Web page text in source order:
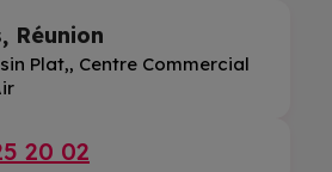
Réunion
Plat,, Centre Commercial
20 02